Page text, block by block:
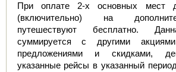
При оплате 2-х основных мест
(включительно) на
путешествуют бесплатно.
суммируется с другими
предложениями и скидками,
указанные рейсы в указанный